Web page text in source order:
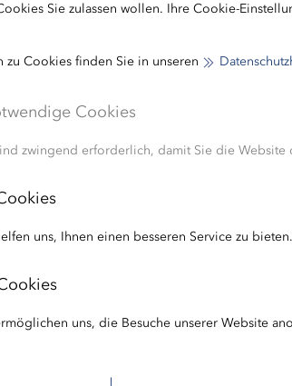
Sie zulassen wollen. Ihre Cookie-
zu Cookies finden Sie in unseren
Cookies
zwingend erforderlich, damit Sie die Website
uns, Ihnen einen besseren Service zu bieten.
uns, die Besuche unserer Website
03.02.2022
Sportstätten
Land ergänzend zur